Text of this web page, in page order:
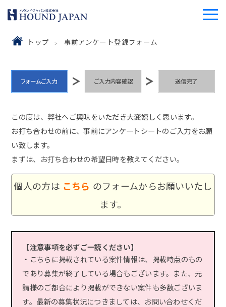
トップ 事前アンケート登録フォーム
この度は、弊社へご興味をいただき大変嬉しく思います。
お打ち合わせの前に、事前にアンケートシートのご入力をお願
い致します。
まずは、お打ち合わせの希望日時を教えてください。
個人の方は こちら のフォームからお願いいたし
ます。
【注意事項を必ずご一読ください】
・こちらに掲載されている案件情報は、掲載時点のもの
であり募集が終了している場合もございます。また、元
請様のご都合により掲載ができない案件も多数ございま
す。最新の募集状況につきましては、お問い合わせくだ